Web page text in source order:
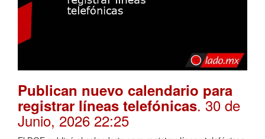
Publican nuevo calendario para
registrar líneas telefónicas. 30 de
Junio, 2026 22:25